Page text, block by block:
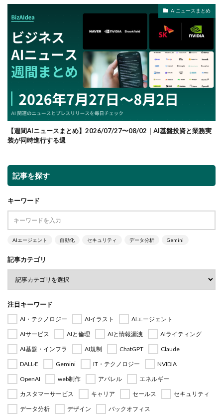
AIニュースまとめ
【週間AIニュースまとめ】2026/07/27〜08/02｜AI基盤投資と業務実
装が同時進行する週
記事を探す
キーワード
AIエージェント 自動化 セキュリティ データ分析 Gemini
記事カテゴリ
注目キーワード
AI・テクノロジー AIイラスト
AIエージェント
AIサービス
AIと倫理 AIと情報漏洩
AIライティング
AI基盤・インフラ
AI規制 ChatGPT
Claude
DALL·E
Gemini IT・テクノロジー
NVIDIA
OpenAI
web制作 アパレル
エネルギー
カスタマーサービス
キャリア セールス
セキュリティ
データ分析
デザイン バックオフィス